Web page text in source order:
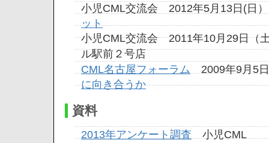
小児CML交流会 2012年5月13日(
ット
小児CML交流会 2011年10月29日（
ル駅前２号店
CML名古屋フォーラム 2009年9月5
に向き合うか
資料
2013年アンケート調査 小児CML